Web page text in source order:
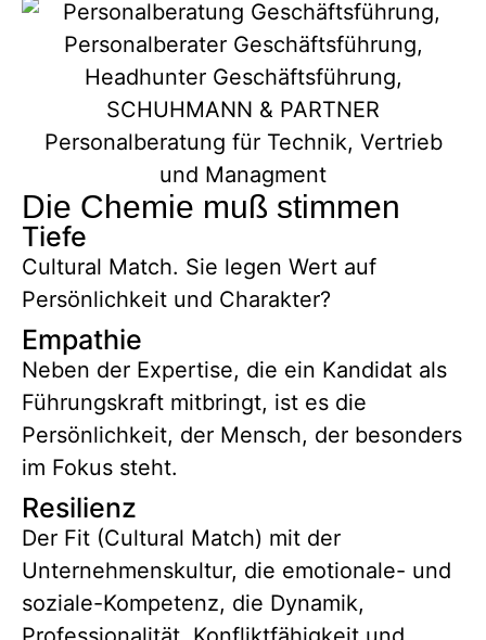
Die Chemie muß stimmen
Tiefe
Cultural Match. Sie legen Wert auf
Persönlichkeit und Charakter?
Empathie
Neben der Expertise, die ein Kandidat als
Führungskraft mitbringt, ist es die
Persönlichkeit, der Mensch, der besonders
im Fokus steht.
Resilienz
Der Fit (Cultural Match) mit der
Unternehmenskultur, die emotionale- und
soziale-Kompetenz, die Dynamik,